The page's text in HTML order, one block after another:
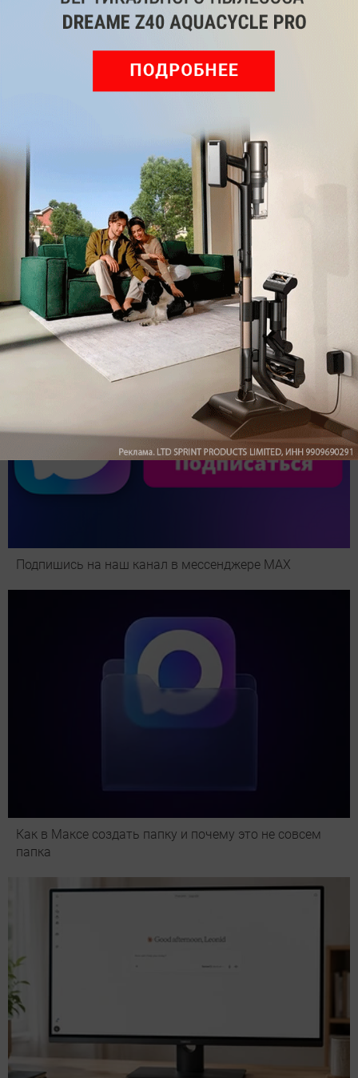
Рекомендуем
Обзор вертикального пылесоса Dreame Z40 AquaCycle
Pro: гибкий подход к уборке
Подпишись на наш канал в мессенджере МАХ
Как в Максе создать папку и почему это не совсем
папка